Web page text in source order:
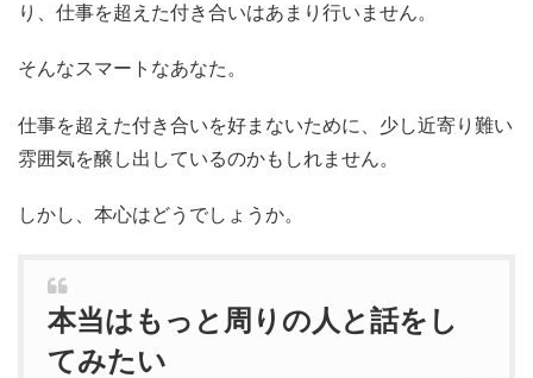
り、仕事を超えた付き合いはあまり行いません。
そんなスマートなあなた。
仕事を超えた付き合いを好まないために、少し近寄り難い
雰囲気を醸し出しているのかもしれません。
しかし、本心はどうでしょうか。
本当はもっと周りの人と話をし
てみたい